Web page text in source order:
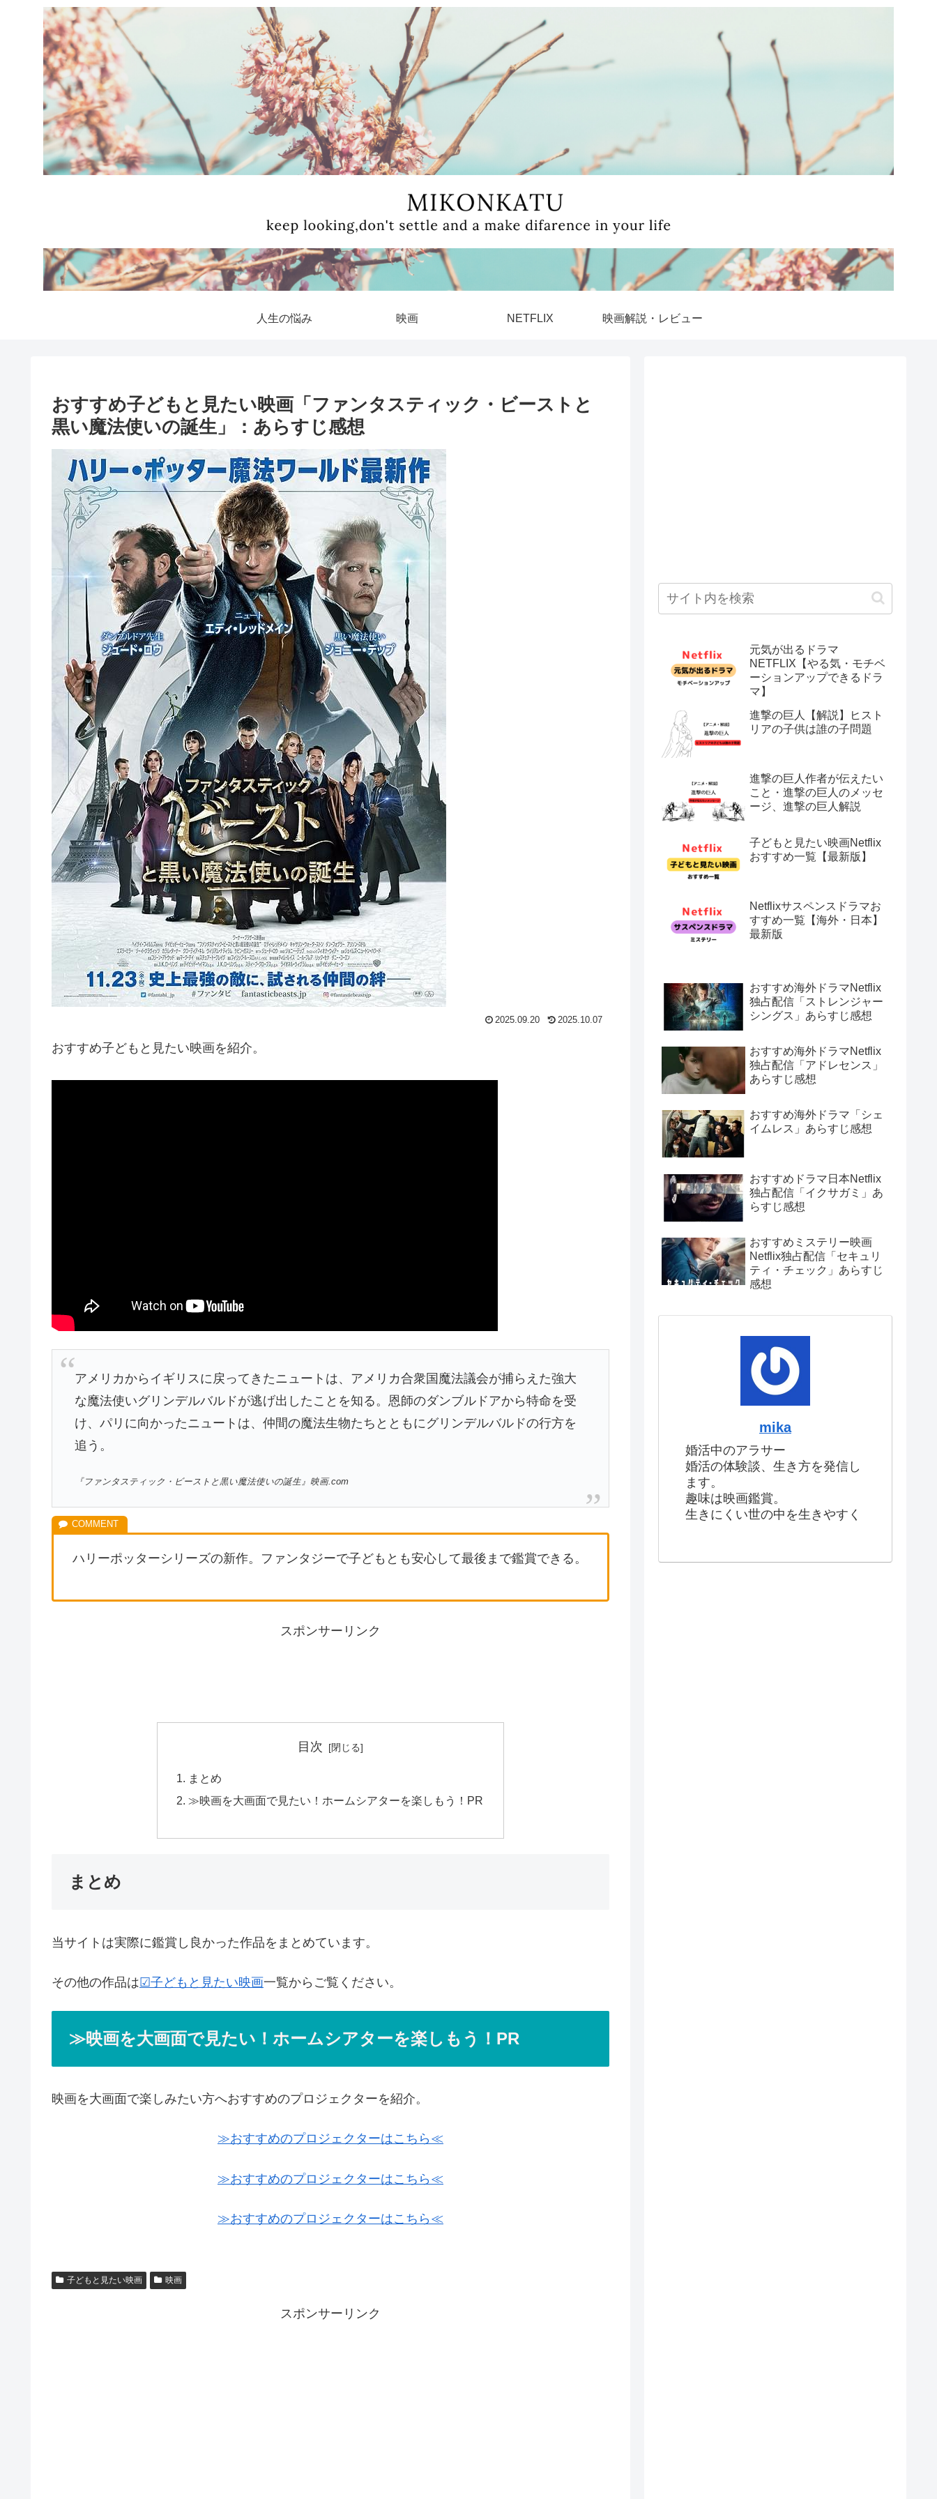
人生の悩み 映画 NETFLIX 映画解説・レビュー
おすすめ子どもと見たい映画「ファンタスティック・ビーストと
黒い魔法使いの誕生」：あらすじ感想
2025.09.20 2025.10.07
おすすめ子どもと見たい映画を紹介。
アメリカからイギリスに戻ってきたニュートは、アメリカ合衆国魔法議会が捕らえた強大
な魔法使いグリンデルバルドが逃げ出したことを知る。恩師のダンブルドアから特命を受
け、パリに向かったニュートは、仲間の魔法生物たちとともにグリンデルバルドの行方を
追う。
『ファンタスティック・ビーストと黒い魔法使いの誕生』映画.com
ハリーポッターシリーズの新作。ファンタジーで子どもとも安心して最後まで鑑賞できる。
スポンサーリンク
目次
まとめ
≫映画を大画面で見たい！ホームシアターを楽しもう！PR
まとめ
当サイトは実際に鑑賞し良かった作品をまとめています。
その他の作品は☑子どもと見たい映画一覧からご覧ください。
≫映画を大画面で見たい！ホームシアターを楽しもう！PR
映画を大画面で楽しみたい方へおすすめのプロジェクターを紹介。
≫おすすめのプロジェクターはこちら≪
≫おすすめのプロジェクターはこちら≪
≫おすすめのプロジェクターはこちら≪
子どもと見たい映画 映画
スポンサーリンク
元気が出るドラマ
NETFLIX【やる気・モチベ
ーションアップできるドラ
マ】
進撃の巨人【解説】ヒスト
リアの子供は誰の子問題
進撃の巨人作者が伝えたい
こと・進撃の巨人のメッセ
ージ、進撃の巨人解説
子どもと見たい映画Netflix
おすすめ一覧【最新版】
Netflixサスペンスドラマお
すすめ一覧【海外・日本】
最新版
おすすめ海外ドラマNetflix
独占配信「ストレンジャー
シングス」あらすじ感想
おすすめ海外ドラマNetflix
独占配信「アドレセンス」
あらすじ感想
おすすめ海外ドラマ「シェ
イムレス」あらすじ感想
おすすめドラマ日本Netflix
独占配信「イクサガミ」あ
らすじ感想
おすすめミステリー映画
Netflix独占配信「セキュリ
ティ・チェック」あらすじ
感想
mika
婚活中のアラサー
婚活の体験談、生き方を発信し
ます。
趣味は映画鑑賞。
生きにくい世の中を生きやすく